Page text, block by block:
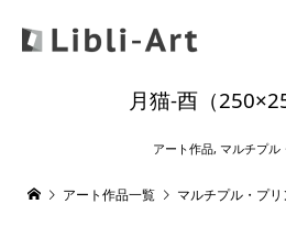
月猫-酉（
アート作品, マルチプル
アート作品一覧 マルチプル・プリ